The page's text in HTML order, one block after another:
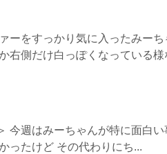
ーをすっかり気に入ったみーち
右側だけ白っぽくなっている様
今週はみーちゃんが特に面白
ったけど その代わりにち...